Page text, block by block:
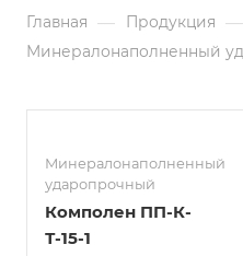
Главная — Продукция —
Минералонаполненный
Минералонаполненный
ударопрочный
Комполен ПП-К-
Т-15-1